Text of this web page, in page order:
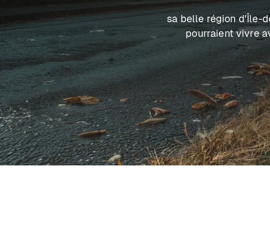
sa belle région d'Île-
pourraient vivre